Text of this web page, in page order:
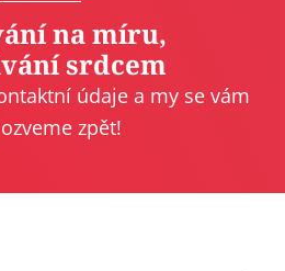
na míru,
srdcem
údaje a my se vám
zpět!